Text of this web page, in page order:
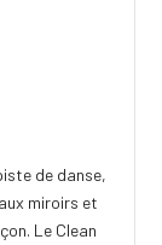
de danse,
miroirs et
Le Clean